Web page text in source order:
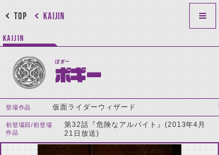
KAIJIN
TOP
KAIJIN
ぼぎー
ボギー
登場作品 仮面ライダーウィザード
初登場回/初登場
作品
第32話『危険なアルバイト』(2013年4月
21日放送)